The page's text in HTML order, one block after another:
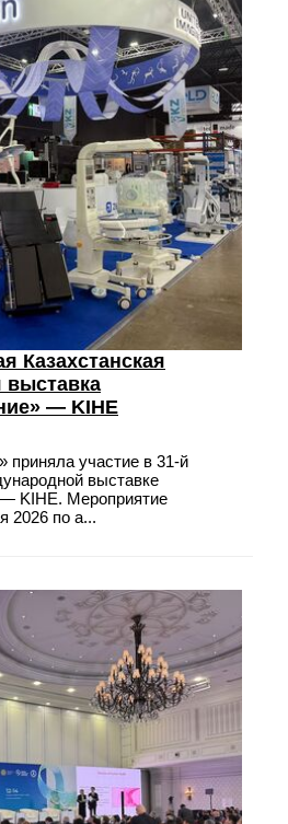
Казахстанская
— KIHE
приняла участие в 31-й
выставке
KIHE. Мероприятие
2026 по а...